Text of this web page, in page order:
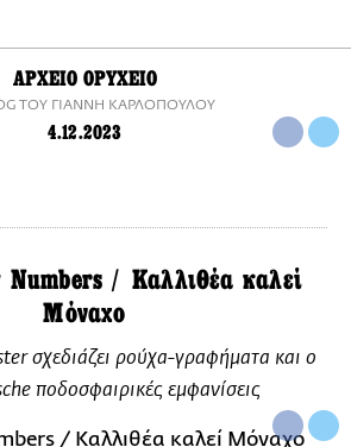
ΑΡΧΕΙΟ ΟΡΥΧΕΙΟ
ΤΟΥ ΓΙΑΝΝΗ ΚΑΡΛΟΠΟΥΛΟΥ
4.12.2023
/ Καλλιθέα καλεί
Μόναχο
σχεδιάζει ρούχα-γραφήματα και ο
ποδοσφαιρικές εμφανίσεις